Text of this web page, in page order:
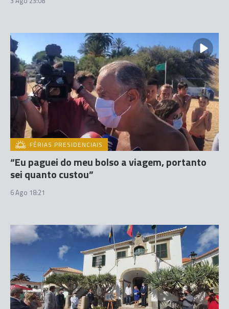
FÉRIAS PRESIDENCIAIS
“Eu paguei do meu bolso a viagem, portanto
sei quanto custou”
6 Ago 18:21